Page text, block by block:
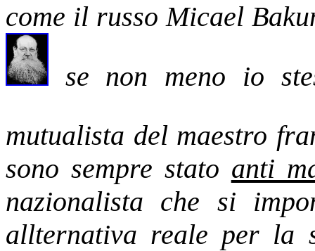
come il russo Micael
se non meno io
mutualista del maestro
sono sempre stato anti
nazionalista che si
allternativa reale per la